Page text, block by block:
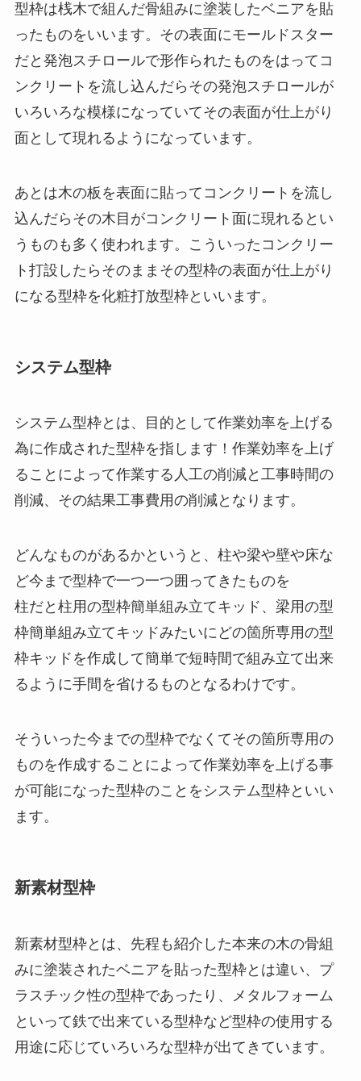
型枠は桟木で組んだ骨組みに塗装したベニアを貼
ったものをいいます。その表面にモールドスター
だと発泡スチロールで形作られたものをはってコ
ンクリートを流し込んだらその発泡スチロールが
いろいろな模様になっていてその表面が仕上がり
面として現れるようになっています。
あとは木の板を表面に貼ってコンクリートを流し
込んだらその木目がコンクリート面に現れるとい
うものも多く使われます。こういったコンクリー
ト打設したらそのままその型枠の表面が仕上がり
になる型枠を化粧打放型枠といいます。
システム型枠
システム型枠とは、目的として作業効率を上げる
為に作成された型枠を指します！作業効率を上げ
ることによって作業する人工の削減と工事時間の
削減、その結果工事費用の削減となります。
どんなものがあるかというと、柱や梁や壁や床な
ど今まで型枠で一つ一つ囲ってきたものを
柱だと柱用の型枠簡単組み立てキッド、梁用の型
枠簡単組み立てキッドみたいにどの箇所専用の型
枠キッドを作成して簡単で短時間で組み立て出来
るように手間を省けるものとなるわけです。
そういった今までの型枠でなくてその箇所専用の
ものを作成することによって作業効率を上げる事
が可能になった型枠のことをシステム型枠といい
ます。
新素材型枠
新素材型枠とは、先程も紹介した本来の木の骨組
みに塗装されたベニアを貼った型枠とは違い、プ
ラスチック性の型枠であったり、メタルフォーム
といって鉄で出来ている型枠など型枠の使用する
用途に応じていろいろな型枠が出てきています。